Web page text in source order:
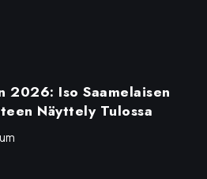
2026: Iso Saamelaisen
Näyttely Tulossa